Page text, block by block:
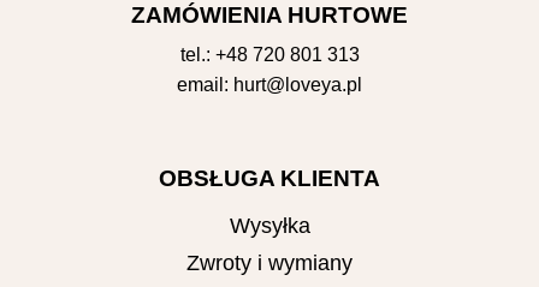
ZAMÓWIENIA HURTOWE
tel.: +48 720 801 313
email: hurt@loveya.pl
OBSŁUGA KLIENTA
Wysyłka
Zwroty i wymiany